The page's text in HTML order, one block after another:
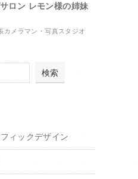
ロン レモン様の姉妹
カメラマン・写真スタジオ
検索
ィックデザイン